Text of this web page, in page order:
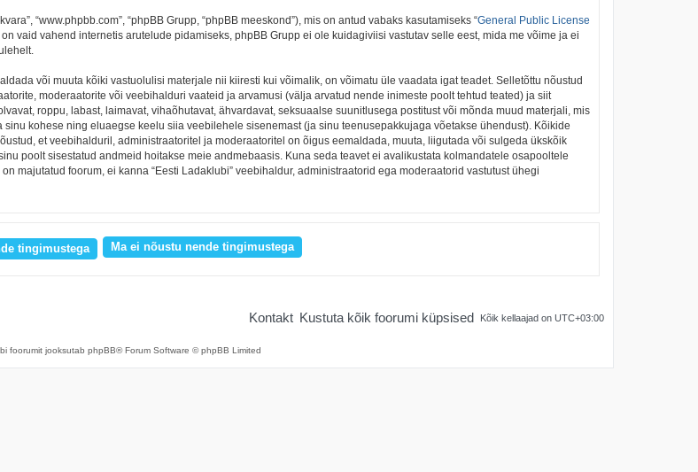
“www.phpbb.com”, “phpBB Grupp, “phpBB meeskond”), mis on antud vabaks kasutamiseks “General Public License
on vaid vahend internetis arutelude pidamiseks, phpBB Grupp ei ole kuidagiviisi vastutav selle eest, mida me võime ja ei
või muuta kõiki vastuolulisi materjale nii kiiresti kui võimalik, on võimatu üle vaadata igat teadet. Selletõttu nõustud
moderaatorite või veebihalduri vaateid ja arvamusi (välja arvatud nende inimeste poolt tehtud teated) ja siit
roppu, labast, laimavat, vihaõhutavat, ähvardavat, seksuaalse suunitlusega postitust või mõnda muud materjali, mis
kohese ning eluaegse keelu siia veebilehele sisenemast (ja sinu teenusepakkujaga võetakse ühendust). Kõikide
et veebihalduril, administraatoritel ja moderaatoritel on õigus eemaldada, muuta, liigutada või sulgeda ükskõik
poolt sisestatud andmeid hoitakse meie andmebaasis. Kuna seda teavet ei avalikustata kolmandatele osapooltele
majutatud foorum, ei kanna “Eesti Ladaklubi” veebihaldur, administraatorid ega moderaatorid vastutust ühegi
Kõik kellaajad on UTC+03:00
Kustuta kõik foorumi küpsised
Kontakt
foorumit jooksutab phpBB® Forum Software © phpBB Limited